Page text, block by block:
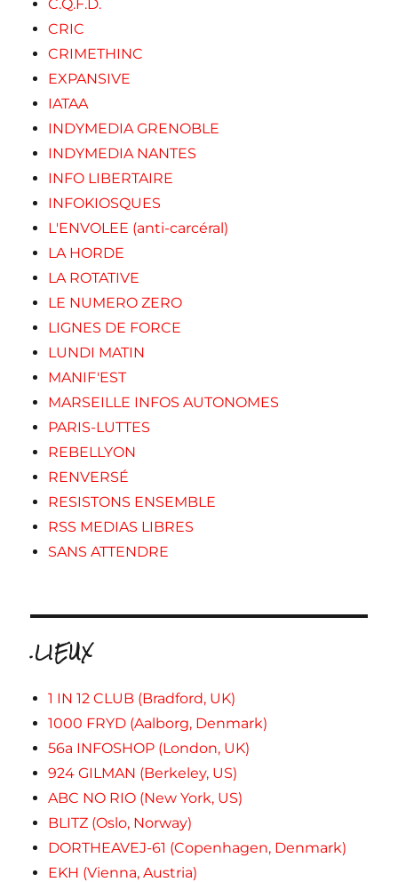
C.Q.F.D.
CRIC
CRIMETHINC
EXPANSIVE
IATAA
INDYMEDIA GRENOBLE
INDYMEDIA NANTES
INFO LIBERTAIRE
INFOKIOSQUES
L'ENVOLEE (anti-carcéral)
LA HORDE
LA ROTATIVE
LE NUMERO ZERO
LIGNES DE FORCE
LUNDI MATIN
MANIF'EST
MARSEILLE INFOS AUTONOMES
PARIS-LUTTES
REBELLYON
RENVERSÉ
RESISTONS ENSEMBLE
RSS MEDIAS LIBRES
SANS ATTENDRE
.LIEUX
1 IN 12 CLUB (Bradford, UK)
1000 FRYD (Aalborg, Denmark)
56a INFOSHOP (London, UK)
924 GILMAN (Berkeley, US)
ABC NO RIO (New York, US)
BLITZ (Oslo, Norway)
DORTHEAVEJ-61 (Copenhagen, Denmark)
EKH (Vienna, Austria)